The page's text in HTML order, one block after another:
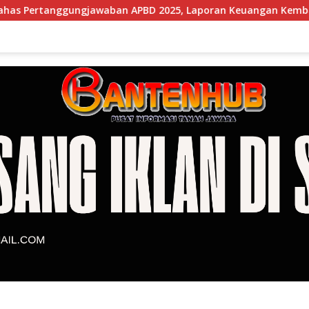
APBD 2025, Laporan Keuangan Kembali Raih Opini WTP